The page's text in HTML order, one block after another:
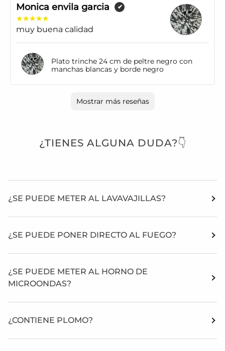
Monica envila garcia ✔
muy buena calidad
Plato trinche 24 cm de peltre negro con
manchas blancas y borde negro
Mostrar más reseñas
¿TIENES ALGUNA DUDA?👇
¿SE PUEDE METER AL LAVAVAJILLAS?
¿SE PUEDE PONER DIRECTO AL FUEGO?
¿SE PUEDE METER AL HORNO DE
MICROONDAS?
¿CONTIENE PLOMO?